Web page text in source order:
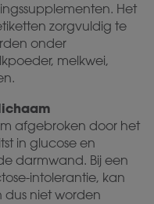
Het
zorgvuldig te
onder
melkwei,
afgebroken door het
in glucose en
darmwand. Bij een
intolerantie, kan
dus niet worden